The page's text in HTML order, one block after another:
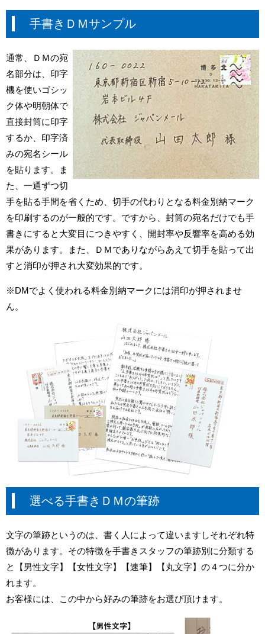
手書きＤＭサンプル
通常、ＤＭの宛
名部分は、印字
機を使いゴシッ
ク体や明朝体で
直接封筒に印字
するか、印字済
みの宛名シール
を貼ります。ま
た、一通ずつ切
手を貼る手間を省くため、切手の代わりとなる料金別納マーク
を印刷するのが一般的です。ですから、封筒の宛名だけでも手
書きにすると大変目につきやすく、開封率や反響率を高める効
果があります。また、ＤＭでありながらあえて切手を貼って出
すと消印が押され大変効果的です。
※DMでよく使われる料金別納マークには消印が押されませ
ん。
選べる手書きＤＭの筆跡
文字の筆跡というのは、書く人によって違いますしそれぞれ特
徴があります。その特徴を手書きスタッフの筆跡別に分類する
と【男性文字】【女性文字】【速筆】【丸文字】の４つに分か
れます。
お客様には、この中から好みの筆跡をお選び頂けます。